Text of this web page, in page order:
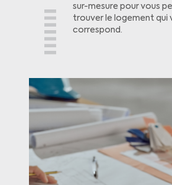
sur-mesure pour vous
trouver le logement qui
correspond.